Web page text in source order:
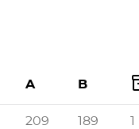
A B
209
189
1